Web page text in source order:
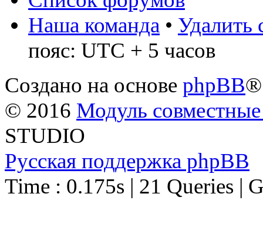
Наша команда • Удалить
пояс: UTC + 5 часов
Создано на основе phpBB®
© 2016 Модуль
STUDIO
Русская поддержка phpBB
Time : 0.175s | 21 Queries |